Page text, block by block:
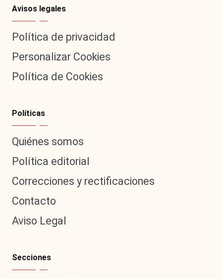
Avisos legales
Política de privacidad
Personalizar Cookies
Política de Cookies
Políticas
Quiénes somos
Política editorial
Correcciones y rectificaciones
Contacto
Aviso Legal
Secciones